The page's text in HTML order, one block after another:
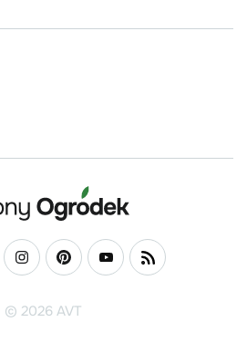
© 2026 AVT